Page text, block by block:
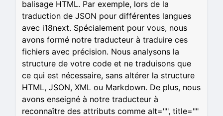
balisage HTML. Par exemple, lors de la
traduction de JSON pour différentes langues
avec i18next. Spécialement pour vous, nous
avons formé notre traducteur à traduire ces
fichiers avec précision. Nous analysons la
structure de votre code et ne traduisons que
ce qui est nécessaire, sans altérer la structure
HTML, JSON, XML ou Markdown. De plus, nous
avons enseigné à notre traducteur à
reconnaître des attributs comme alt="", title=""